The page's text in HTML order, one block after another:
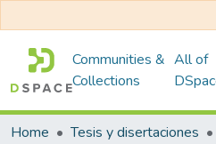
Communities &
Collections
All of
Home Tesis y disertaciones